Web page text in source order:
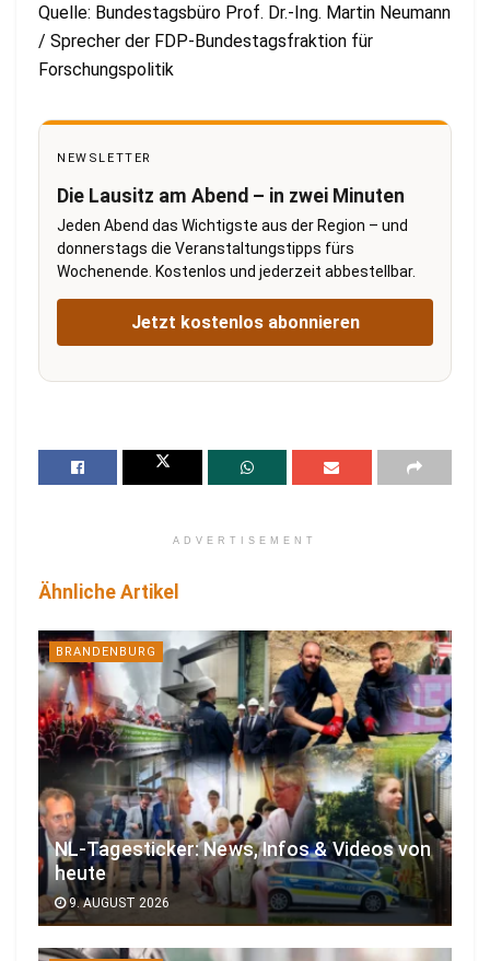
Quelle: Bundestagsbüro Prof. Dr.-Ing. Martin Neumann
/ Sprecher der FDP-Bundestagsfraktion für
Forschungspolitik
NEWSLETTER
Die Lausitz am Abend – in zwei Minuten
Jeden Abend das Wichtigste aus der Region – und
donnerstags die Veranstaltungstipps fürs
Wochenende. Kostenlos und jederzeit abbestellbar.
Jetzt kostenlos abonnieren
ADVERTISEMENT
Ähnliche Artikel
BRANDENBURG
NL-Tagesticker: News, Infos & Videos von
heute
9. AUGUST 2026